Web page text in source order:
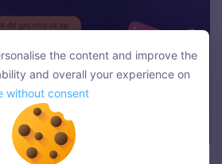
về chương trình tiếng Anh
the content and improve the
and overall your experience on
without consent
the content and improve the
and overall your experience on
without consent